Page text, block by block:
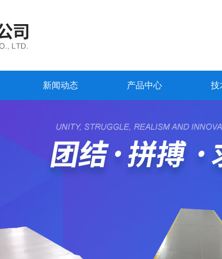
新闻动态 产品中心 技